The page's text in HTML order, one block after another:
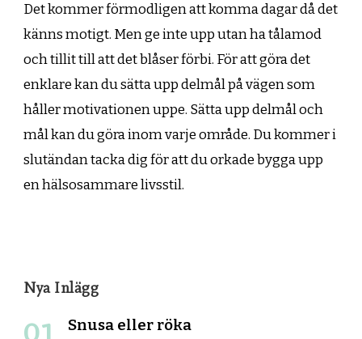
Det kommer förmodligen att komma dagar då det
känns motigt. Men ge inte upp utan ha tålamod
och tillit till att det blåser förbi. För att göra det
enklare kan du sätta upp delmål på vägen som
håller motivationen uppe. Sätta upp delmål och
mål kan du göra inom varje område. Du kommer i
slutändan tacka dig för att du orkade bygga upp
en hälsosammare livsstil.
Nya Inlägg
Snusa eller röka